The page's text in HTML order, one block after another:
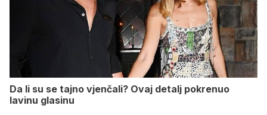
Da li su se tajno vjenčali? Ovaj detalj pokrenuo
lavinu glasinu